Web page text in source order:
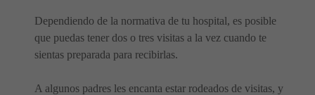
Dependiendo de la normativa de tu hospital, es posible
que puedas tener dos o tres visitas a la vez cuando te
sientas preparada para recibirlas.
A algunos padres les encanta estar rodeados de visitas, y